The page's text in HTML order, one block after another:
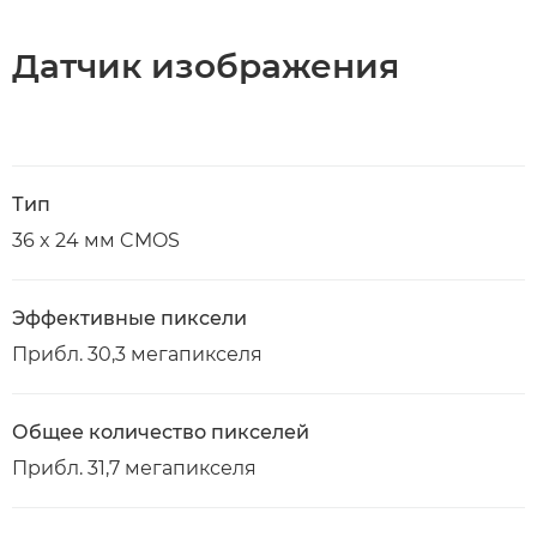
Датчик изображения
Тип
36 x 24 мм CMOS
Эффективные пиксели
Прибл. 30,3 мегапикселя
Общее количество пикселей
Прибл. 31,7 мегапикселя